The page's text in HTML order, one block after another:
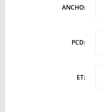
ANCHO:
PCD:
ET: